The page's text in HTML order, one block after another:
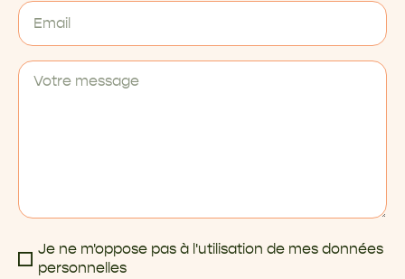
Je ne m'oppose pas à l'utilisation de mes données
personnelles